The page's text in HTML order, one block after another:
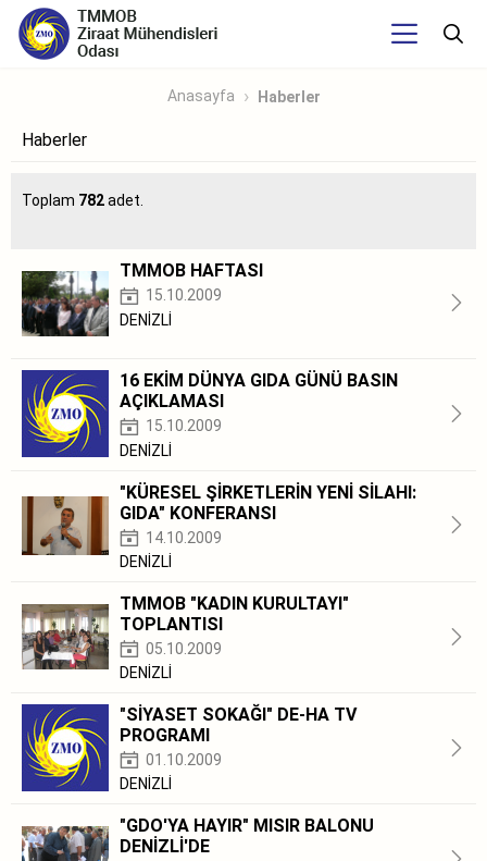
Anasayfa Haberler
Haberler
Toplam 782adet.
TMMOB HAFTASI
15.10.2009
DENİZLİ
16 EKİM DÜNYA GIDA GÜNÜ BASIN
AÇIKLAMASI
15.10.2009
DENİZLİ
"KÜRESEL ŞİRKETLERİN YENİ SİLAHI:
GIDA" KONFERANSI
14.10.2009
DENİZLİ
TMMOB "KADIN KURULTAYI"
TOPLANTISI
05.10.2009
DENİZLİ
"SİYASET SOKAĞI" DE-HA TV
PROGRAMI
01.10.2009
DENİZLİ
"GDO'YA HAYIR" MISIR BALONU
DENİZLİ'DE